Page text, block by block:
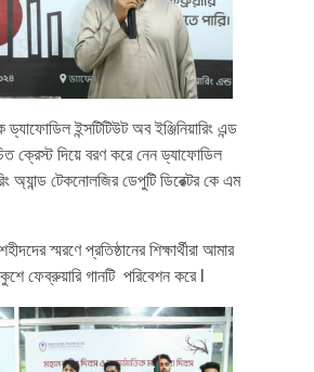
ইন্সটিটিউট অব ইঞ্জিনিয়ারিং এন্ড
ক্রেস্ট দিয়ে বরণ করে নেন ড্যাফোডিল
অ্যান্ড টেকনোলজির ডেপুটি ডিরেক্টর কে এম
স্মরণে প্রতিষ্ঠানের শিক্ষার্থীরা আমার
ফেব্রুয়ারি গানটি পরিবেশন করে l